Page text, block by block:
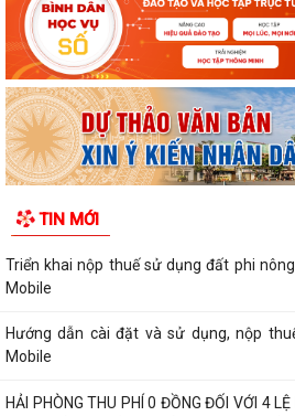
TIN MỚI
Triển khai nộp thuế sử dụng đất phi
Mobile
Hướng dẫn cài đặt và sử dụng, nộp
Mobile
HẢI PHÒNG THU PHÍ 0 ĐỒNG ĐỐI VỚI 4